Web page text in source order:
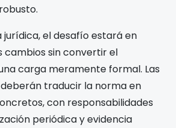
jurídica, el desafío estará en
cambios sin convertir el
carga meramente formal. Las
traducir la norma en
con responsabilidades
periódica y evidencia